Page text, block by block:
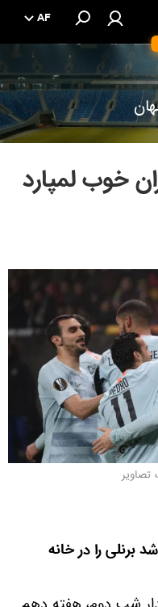
AF
2؛ پسران خوب لمپارد
تصاویر
را در خانه